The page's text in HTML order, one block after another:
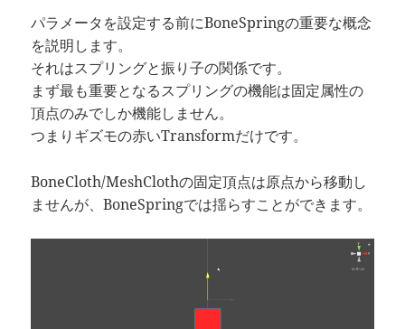
パラメータを設定する前にBoneSpringの重要な概念
を説明します。
それはスプリングと振り子の関係です。
まず最も重要となるスプリングの機能は固定属性の
頂点のみでしか機能しません。
つまりギズモの赤いTransformだけです。
BoneCloth/MeshClothの固定頂点は原点から移動し
ませんが、BoneSpringでは揺らすことができます。